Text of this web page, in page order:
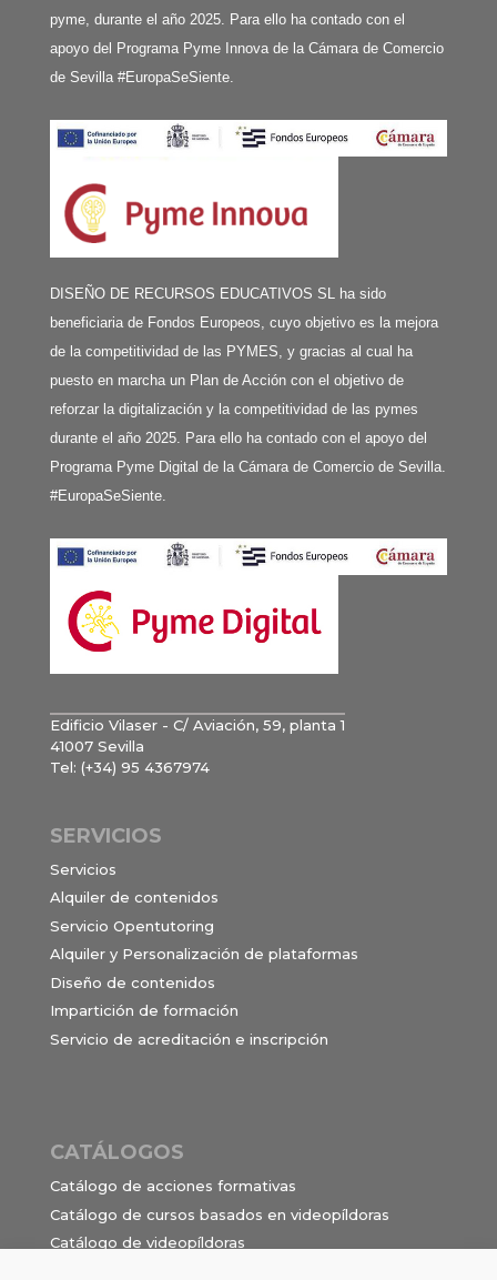
pyme, durante el año 2025. Para ello ha contado con el
apoyo del Programa Pyme Innova de la Cámara de Comercio
de Sevilla #EuropaSeSiente.
DISEÑO DE RECURSOS EDUCATIVOS SL ha sido
beneficiaria de Fondos Europeos, cuyo objetivo es la mejora
de la competitividad de las PYMES, y gracias al cual ha
puesto en marcha un Plan de Acción con el objetivo de
reforzar la digitalización y la competitividad de las pymes
durante el año 2025. Para ello ha contado con el apoyo del
Programa Pyme Digital de la Cámara de Comercio de Sevilla.
#EuropaSeSiente.
Edificio Vilaser - C/ Aviación, 59, planta 1
41007 Sevilla
Tel: (+34) 95 4367974
SERVICIOS
Servicios
Alquiler de contenidos
Servicio Opentutoring
Alquiler y Personalización de plataformas
Diseño de contenidos
Impartición de formación
Servicio de acreditación e inscripción
CATÁLOGOS
Catálogo de acciones formativas
Catálogo de cursos basados en videopíldoras
Catálogo de videopíldoras